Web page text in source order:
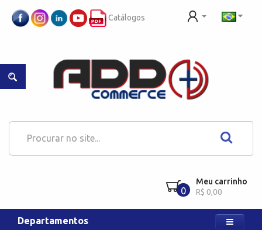
Catálogos
0
Meu carrinho
R$ 0,00
Departamentos